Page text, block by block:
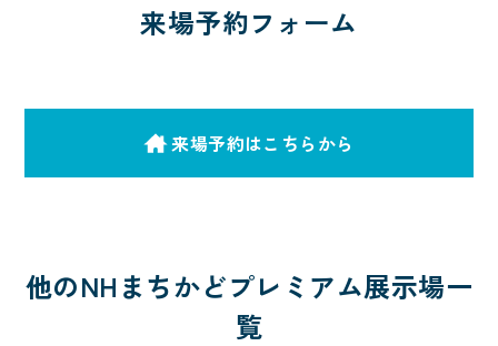
来場予約フォーム
来場予約はこちらから
他のNHまちかどプレミアム展示場一
覧